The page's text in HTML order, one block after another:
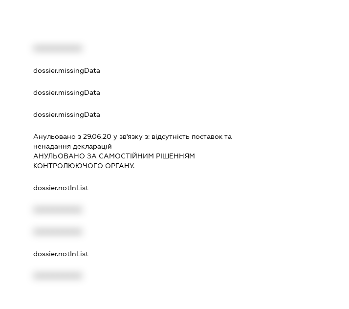
dossier.missingData
dossier.missingData
dossier.missingData
Анульовано з 29.06.20 у зв'язку з: вiдсутнiсть поставок та
ненадання декларацiй
АНУЛЬОВАНО ЗА САМОСТIЙНИМ РIШЕННЯМ
КОНТРОЛЮЮЧОГО ОРГАНУ.
dossier.notInList
dossier.notInList